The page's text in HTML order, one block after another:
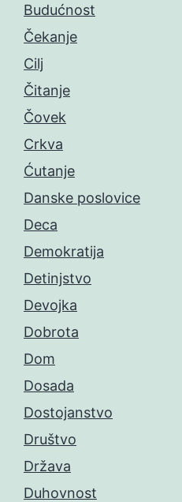
Budućnost
Čekanje
Cilj
Čitanje
Čovek
Crkva
Ćutanje
Danske poslovice
Deca
Demokratija
Detinjstvo
Devojka
Dobrota
Dom
Dosada
Dostojanstvo
Društvo
Država
Duhovnost